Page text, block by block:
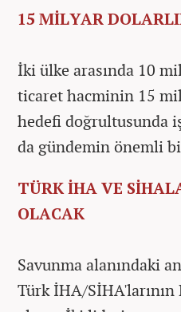
15 MİLYAR
İki ülke arasında 10
ticaret hacminin 15
hedefi doğrultusunda
da gündemin önemli
TÜRK İHA VE
OLACAK
Savunma alanındaki
Türk İHA/SİHA'larının